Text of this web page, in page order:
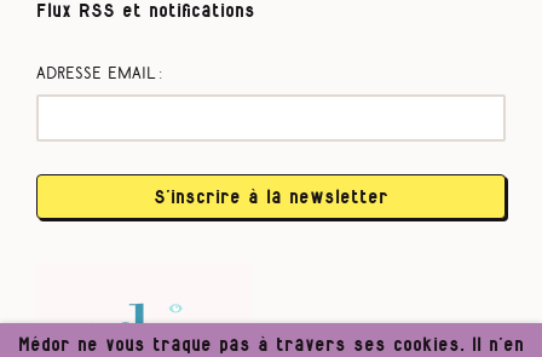
Flux RSS et notifications
Adresse email :
S’inscrire à la newsletter
Médor ne vous traque pas à travers ses cookies. Il n’en